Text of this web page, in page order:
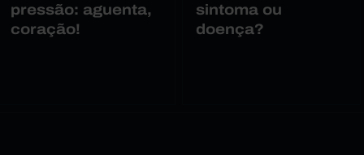
pressão: aguenta,
coração!
sintoma ou
doença?